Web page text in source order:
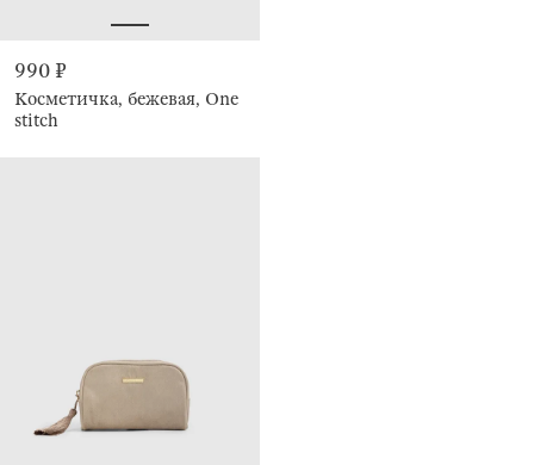
990 ₽
Косметичка, бежевая, One
stitch